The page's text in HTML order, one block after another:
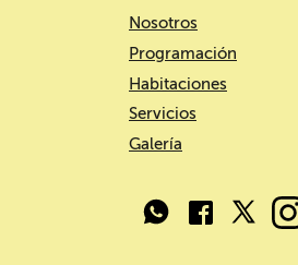
Nosotros
Programación
Habitaciones
Servicios
Galería